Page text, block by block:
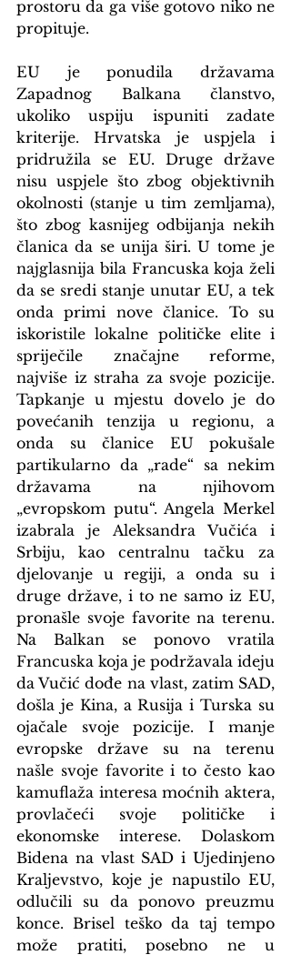
prostoru da ga više gotovo niko ne
propituje.
EU je ponudila državama
Zapadnog Balkana članstvo,
ukoliko uspiju ispuniti zadate
kriterije. Hrvatska je uspjela i
pridružila se EU. Druge države
nisu uspjele što zbog objektivnih
okolnosti (stanje u tim zemljama),
što zbog kasnijeg odbijanja nekih
članica da se unija širi. U tome je
najglasnija bila Francuska koja želi
da se sredi stanje unutar EU, a tek
onda primi nove članice. To su
iskoristile lokalne političke elite i
spriječile značajne reforme,
najviše iz straha za svoje pozicije.
Tapkanje u mjestu dovelo je do
povećanih tenzija u regionu, a
onda su članice EU pokušale
partikularno da „rade“ sa nekim
državama na njihovom
„evropskom putu“. Angela Merkel
izabrala je Aleksandra Vučića i
Srbiju, kao centralnu tačku za
djelovanje u regiji, a onda su i
druge države, i to ne samo iz EU,
pronašle svoje favorite na terenu.
Na Balkan se ponovo vratila
Francuska koja je podržavala ideju
da Vučić dođe na vlast, zatim SAD,
došla je Kina, a Rusija i Turska su
ojačale svoje pozicije. I manje
evropske države su na terenu
našle svoje favorite i to često kao
kamuflaža interesa moćnih aktera,
provlačeći svoje političke i
ekonomske interese. Dolaskom
Bidena na vlast SAD i Ujedinjeno
Kraljevstvo, koje je napustilo EU,
odlučili su da ponovo preuzmu
konce. Brisel teško da taj tempo
može pratiti, posebno ne u